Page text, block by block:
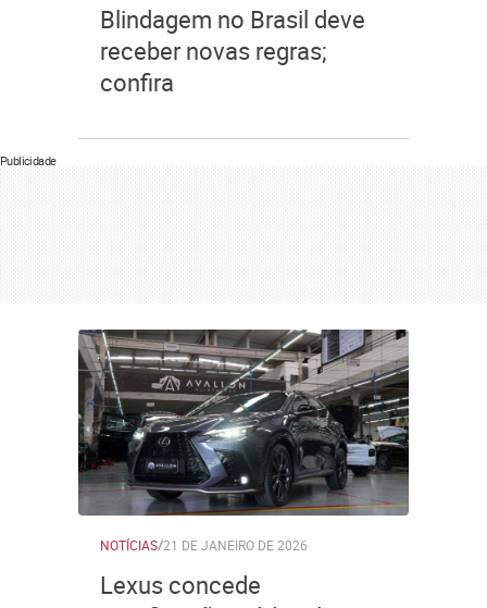
Blindagem no Brasil deve
receber novas regras;
confira
Publicidade
NOTÍCIAS/21 DE JANEIRO DE 2026
Lexus concede